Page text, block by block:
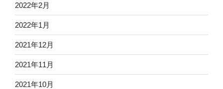
2022年2月
2022年1月
2021年12月
2021年11月
2021年10月